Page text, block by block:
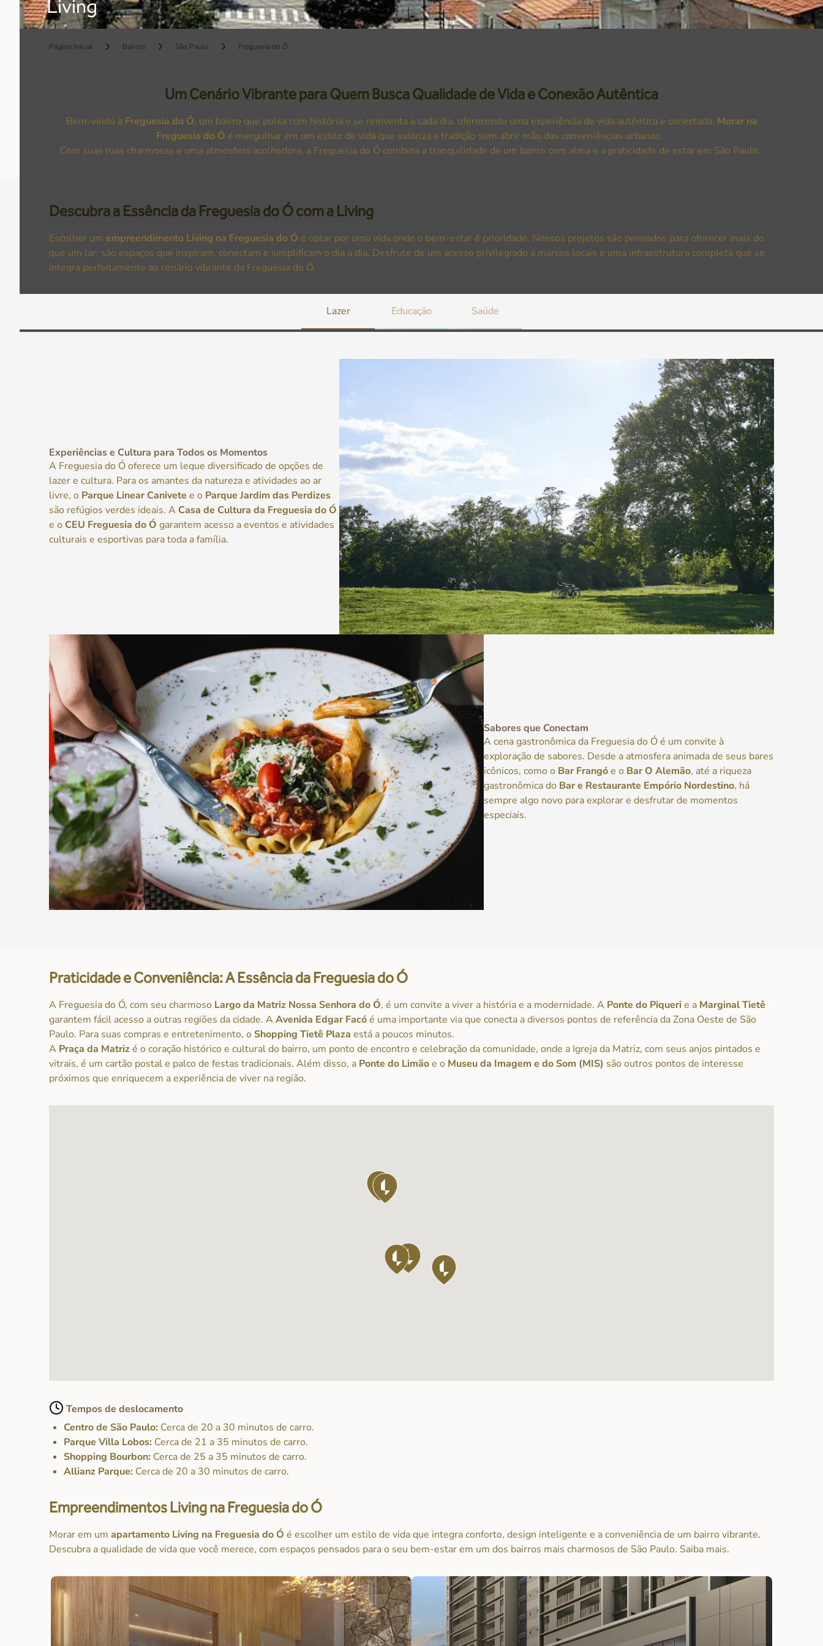
Living
Página Inicial Bairros São Paulo Freguesia do Ó
Um Cenário Vibrante para Quem Busca Qualidade de Vida e Conexão Autêntica
Bem-vindo à Freguesia do Ó, um bairro que pulsa com história e se reinventa a cada dia, oferecendo uma experiência de vida autêntica e conectada. Morar na
Freguesia do Ó é mergulhar em um estilo de vida que valoriza a tradição sem abrir mão das conveniências urbanas.
Com suas ruas charmosas e uma atmosfera acolhedora, a Freguesia do Ó combina a tranquilidade de um bairro com alma e a praticidade de estar em São Paulo.
Descubra a Essência da Freguesia do Ó com a Living
Escolher um empreendimento Living na Freguesia do Ó é optar por uma vida onde o bem-estar é prioridade. Nossos projetos são pensados para oferecer mais do
que um lar; são espaços que inspiram, conectam e simplificam o dia a dia. Desfrute de um acesso privilegiado a marcos locais e uma infraestrutura completa que se
integra perfeitamente ao cenário vibrante da Freguesia do Ó.
Lazer Educação Saúde
Experiências e Cultura para Todos os Momentos
A Freguesia do Ó oferece um leque diversificado de opções de
lazer e cultura. Para os amantes da natureza e atividades ao ar
livre, o Parque Linear Canivete e o Parque Jardim das Perdizes
são refúgios verdes ideais. A Casa de Cultura da Freguesia do Ó
e o CEU Freguesia do Ó garantem acesso a eventos e atividades
culturais e esportivas para toda a família.
Sabores que Conectam
A cena gastronômica da Freguesia do Ó é um convite à
exploração de sabores. Desde a atmosfera animada de seus bares
icônicos, como o Bar Frangóe o Bar O Alemão, até a riqueza
gastronômica do Bar e Restaurante Empório Nordestino, há
sempre algo novo para explorar e desfrutar de momentos
especiais.
Praticidade e Conveniência: A Essência da Freguesia do Ó
A Freguesia do Ó, com seu charmoso Largo da Matriz Nossa Senhora do Ó, é um convite a viver a história e a modernidade. A Ponte do Piquerie a Marginal Tietê
garantem fácil acesso a outras regiões da cidade. AAvenida Edgar Facóé uma importante via que conecta a diversos pontos de referência da Zona Oeste de São
Paulo. Para suas compras e entretenimento, o Shopping Tietê Plaza está a poucos minutos.
A Praça da Matrizé o coração histórico e cultural do bairro, um ponto de encontro e celebração da comunidade, onde a Igreja da Matriz, com seus anjos pintados e
vitrais, é um cartão postal e palco de festas tradicionais. Além disso, a Ponte do Limãoe o Museu da Imagem e do Som (MIS) são outros pontos de interesse
próximos que enriquecem a experiência de viver na região.
Tempos de deslocamento
Centro de São Paulo: Cerca de 20 a 30 minutos de carro.
Parque Villa Lobos: Cerca de 21 a 35 minutos de carro.
Shopping Bourbon: Cerca de 25 a 35 minutos de carro.
Allianz Parque: Cerca de 20 a 30 minutos de carro.
Empreendimentos Living na Freguesia do Ó
Morar em um apartamento Living na Freguesia do Ó é escolher um estilo de vida que integra conforto, design inteligente e a conveniência de um bairro vibrante.
Descubra a qualidade de vida que você merece, com espaços pensados para o seu bem-estar em um dos bairros mais charmosos de São Paulo. Saiba mais.